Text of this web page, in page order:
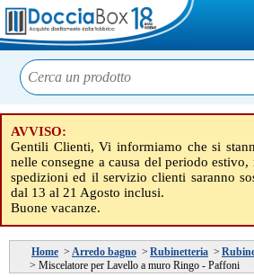
AVVISO:
Gentili Clienti, Vi informiamo che si
nelle consegne a causa del periodo
spedizioni ed il servizio clienti saranno
dal 13 al 21 Agosto inclusi.
Buone vacanze.
Home > Arredo bagno > Rubinetteria >
> Miscelatore per Lavello a muro Ringo - Paffoni